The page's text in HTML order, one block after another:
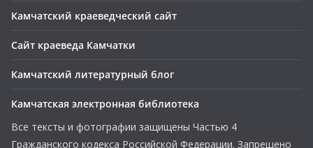
Камчатский краеведческий сайт
Сайт краеведа Камчатки
Камчатский литературный блог
Камчатская электронная библиотека
Все тексты и фотографии защищены Частью 4
Гражданского кодекса Российской Федерации. Запрещено